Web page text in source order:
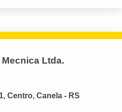
Ltda.
Centro, Canela - RS